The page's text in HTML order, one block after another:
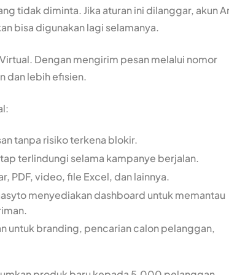
tidak diminta. Jika aturan ini dilanggar, akun
bisa digunakan lagi selamanya.
Dengan mengirim pesan melalui nomor
dan lebih efisien.
tanpa risiko terkena blokir.
terlindungi selama kampanye berjalan.
PDF, video, file Excel, dan lainnya.
menyediakan dashboard untuk memantau
untuk branding, pencarian calon pelanggan,